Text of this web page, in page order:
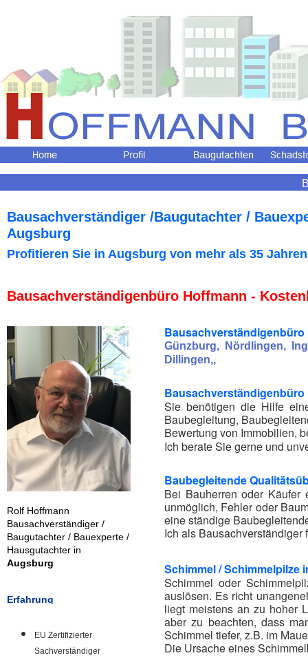
Bausachverständiger /Baugutachter /
Augsburg
Profitieren Sie in Augsburg von mehr als 35
Bausachverständigenbüro Hoffmann -
Günzburg, Nördlingen,
Dillingen,,
Sie benötigen die Hilfe
Baubegleitung,
Bewertung von Immobilien,
Ich berate Sie gerne und
Baubegleitende
Bei Bauherren oder Käufer
unmöglich, Fehler oder
eine ständige
Ich als
Schimmel / Schimmelpilze
Schimmel oder
auslösen. Es richt
liegt meistens an zu hoher
aber zu beachten, dass
Schimmel tiefer, z.B. im
Die Ursache eines
Rolf Hoffmann
Bausachverständiger /
Baugutachter / Bauexperte /
Hausgutachter in
Augsburg
Erfahrung
EU Zertifizierter
Sachverständiger